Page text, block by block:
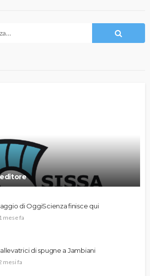
di OggiScienza finisce qui
1 mese fa
di spugne a Jambiani
mesi fa